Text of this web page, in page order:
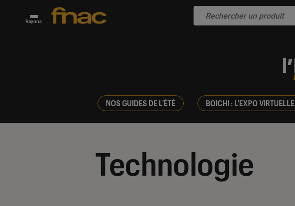
Rayons
NOS GUIDES DE L'ÉTÉ BOICHI : L'EXPO VIRTUELLE
Technologie